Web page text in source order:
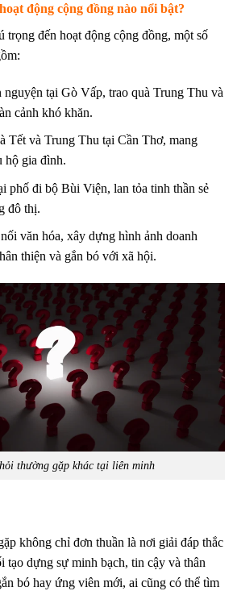
động cộng đồng nào nổi bật?
trọng đến hoạt động cộng đồng, một số
tại Gò Vấp, trao quà Trung Thu và
cảnh khó khăn.
Tết và Trung Thu tại Cần Thơ, mang
hộ gia đình.
phố đi bộ Bùi Viện, lan tỏa tinh thần sẻ
đô thị.
văn hóa, xây dựng hình ảnh doanh
thiện và gắn bó với xã hội.
thường gặp khác tại liên minh
không chỉ đơn thuần là nơi giải đáp thắc
tạo dựng sự minh bạch, tin cậy và thân
bó hay ứng viên mới, ai cũng có thể tìm